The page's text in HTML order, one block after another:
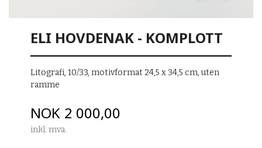
ELI HOVDENAK - KOMPLOTT
Litografi, 10/33, motivformat 24,5 x 34,5 cm, uten
ramme
Pris
NOK 2 000,00
inkl. mva.